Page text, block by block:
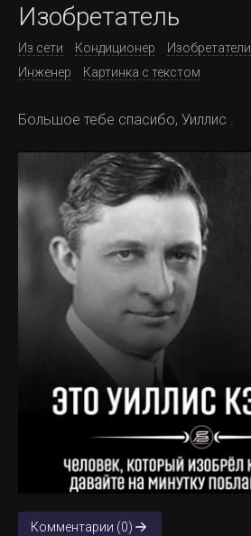
Изобретатель
Из сети Кондиционер Изобретатели
Инженер
Картинка с текстом
Большое тебе спасибо, Уиллис .
Комментарии (0)